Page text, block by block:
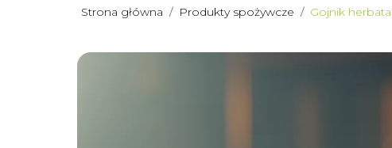
Strona główna / Produkty spożywcze / Gojnik